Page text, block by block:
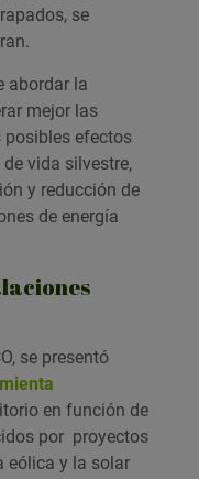
se
abordar la
mejor las
efectos
vida silvestre,
y reducción de
de energía
se presentó
en función de
por proyectos
eólica y la solar